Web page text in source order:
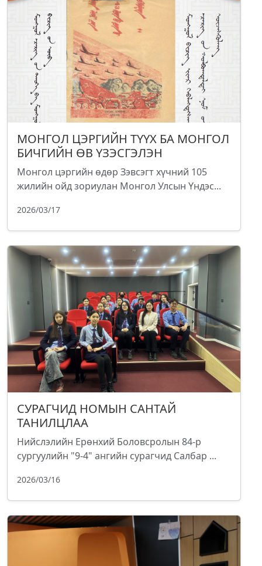
МОНГОЛ ЦЭРГИЙН ТҮҮХ БА МОНГОЛ
БИЧГИЙН ӨВ ҮЗЭСГЭЛЭН
Монгол цэргийн өдөр Зэвсэгт хүчний 105
жилийн ойд зориулан Монгол Улсын Үндэс...
2026/03/17
СУРАГЧИД НОМЫН САНТАЙ
ТАНИЛЦЛАА
Нийслэлийн Ерөнхий Боловсролын 84-р
сургуулийн "9-4" ангийн сурагчид Салбар ...
2026/03/16